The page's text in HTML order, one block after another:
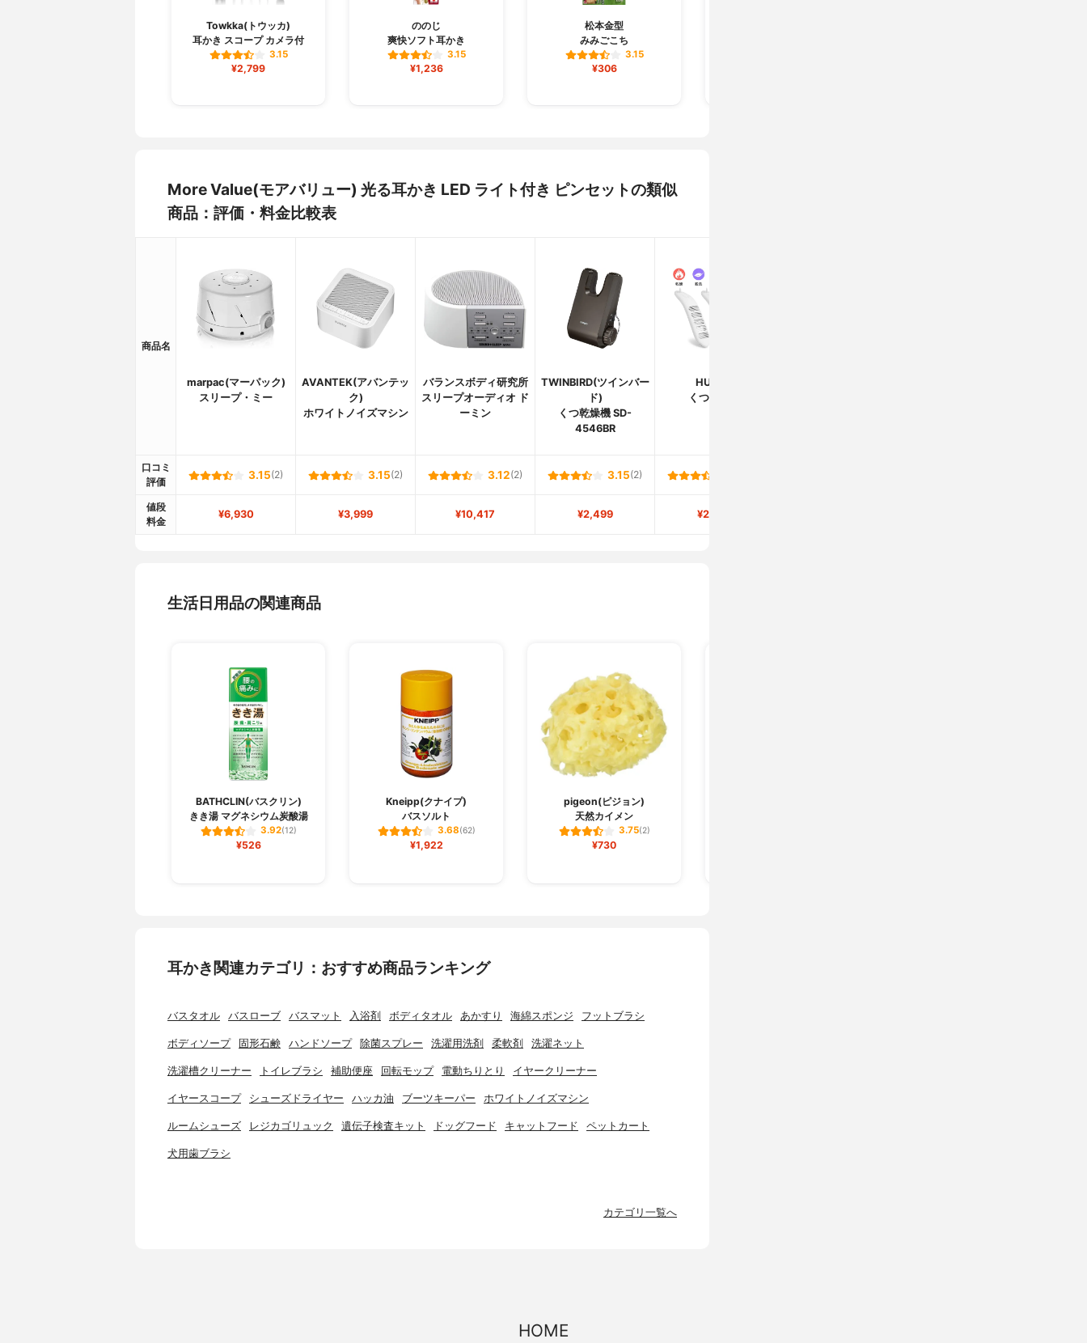
Towkka(トウッカ)
耳かき スコープ カメラ付
3.15
¥2,799
ののじ
爽快ソフト耳かき
3.15
¥1,236
松本金型
みみごこち
3.15
¥306
More Value(モアバリュー) 光る耳かき LED ライト付き ピンセットの類似
商品：評価・料金比較表
商品名
marpac(マーパック)
スリープ・ミー
AVANTEK(アバンテッ
ク)
ホワイトノイズマシン
バランスボディ研究所
スリープオーディオ ド
ーミン
TWINBIRD(ツインバー
ド)
くつ乾燥機 SD-
4546BR
HUHKA
くつ乾燥機
口コミ
評価
3.15(2) 3.15(2) 3.12(2) 3.15(2)
値段
料金
¥6,930 ¥3,999 ¥10,417 ¥2,499 ¥2,559
生活日用品の関連商品
BATHCLIN(バスクリン)
きき湯 マグネシウム炭酸湯
3.92(12)
¥526
Kneipp(クナイプ)
バスソルト
3.68(62)
¥1,922
pigeon(ピジョン)
天然カイメン
3.75(2)
¥730
耳かき関連カテゴリ：おすすめ商品ランキング
バスタオル バスローブ バスマット 入浴剤 ボディタオル あかすり 海綿スポンジ フットブラシ
ボディソープ 固形石鹸 ハンドソープ 除菌スプレー 洗濯用洗剤 柔軟剤 洗濯ネット
洗濯槽クリーナー トイレブラシ 補助便座 回転モップ 電動ちりとり イヤークリーナー
イヤースコープ シューズドライヤー ハッカ油 ブーツキーパー ホワイトノイズマシン
ルームシューズ レジカゴリュック 遺伝子検査キット ドッグフード キャットフード ペットカート
犬用歯ブラシ
カテゴリ一覧へ
HOME